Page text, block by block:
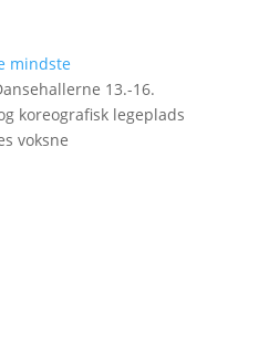
mindste
13.-16.
koreografisk legeplads
voksne